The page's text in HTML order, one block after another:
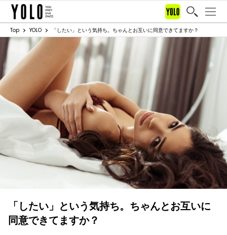
Top YOLO 「したい」という気持ち。ちゃんとお互いに同意できてますか？
「したい」という気持ち。ちゃんとお互いに
同意できてますか？